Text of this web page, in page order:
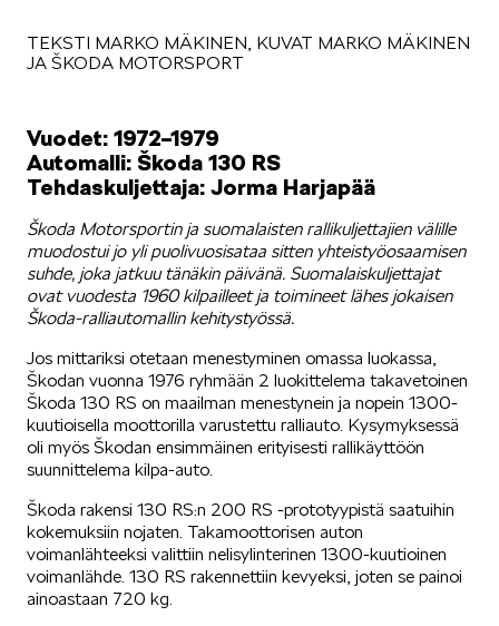
SÄHKÖAUTOILU
KOEAJOSSA
KAASUAUTOT
TEKSTI MARKO MÄKINEN, KUVAT MARKO MÄKINEN
JA ŠKODA MOTORSPORT
Vuodet: 1972–1979
Automalli: Škoda 130 RS
Tehdaskuljettaja: Jorma Harjapää
Škoda Motorsportin ja suomalaisten rallikuljettajien välille
muodostui jo yli puolivuosisataa sitten yhteistyöosaamisen
suhde, joka jatkuu tänäkin päivänä. Suomalaiskuljettajat
ovat vuodesta 1960 kilpailleet ja toimineet lähes jokaisen
Škoda-ralliautomallin kehitystyössä.
Jos mittariksi otetaan menestyminen omassa luokassa,
Škodan vuonna 1976 ryhmään 2 luokittelema takavetoinen
Škoda 130 RS on maailman menestynein ja nopein 1300-
kuutioisella moottorilla varustettu ralliauto. Kysymyksessä
oli myös Škodan ensimmäinen erityisesti rallikäyttöön
suunnittelema kilpa-auto.
Škoda rakensi 130 RS:n 200 RS -prototyypistä saatuihin
kokemuksiin nojaten. Takamoottorisen auton
voimanlähteeksi valittiin nelisylinterinen 1300-kuutioinen
voimanlähde. 130 RS rakennettiin kevyeksi, joten se painoi
ainoastaan 720 kg.